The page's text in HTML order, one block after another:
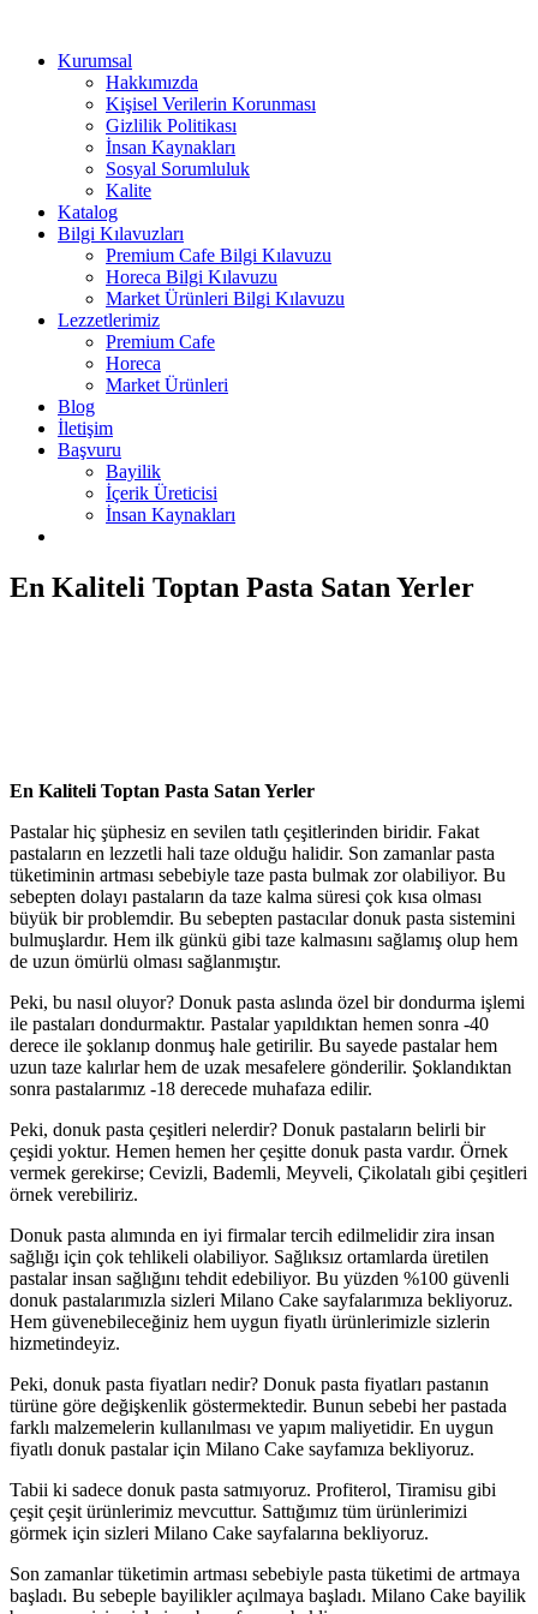
Kurumsal
Hakkımızda
Kişisel Verilerin Korunması
Gizlilik Politikası
İnsan Kaynakları
Sosyal Sorumluluk
Kalite
Katalog
Bilgi Kılavuzları
Premium Cafe Bilgi Kılavuzu
Horeca Bilgi Kılavuzu
Market Ürünleri Bilgi Kılavuzu
Lezzetlerimiz
Premium Cafe
Horeca
Market Ürünleri
Blog
İletişim
Başvuru
Bayilik
İçerik Üreticisi
İnsan Kaynakları
En Kaliteli Toptan Pasta Satan Yerler
En Kaliteli Toptan Pasta Satan Yerler
Pastalar hiç şüphesiz en sevilen tatlı çeşitlerinden biridir. Fakat
pastaların en lezzetli hali taze olduğu halidir. Son zamanlar pasta
tüketiminin artması sebebiyle taze pasta bulmak zor olabiliyor. Bu
sebepten dolayı pastaların da taze kalma süresi çok kısa olması
büyük bir problemdir. Bu sebepten pastacılar donuk pasta sistemini
bulmuşlardır. Hem ilk günkü gibi taze kalmasını sağlamış olup hem
de uzun ömürlü olması sağlanmıştır.
Peki, bu nasıl oluyor? Donuk pasta aslında özel bir dondurma işlemi
ile pastaları dondurmaktır. Pastalar yapıldıktan hemen sonra -40
derece ile şoklanıp donmuş hale getirilir. Bu sayede pastalar hem
uzun taze kalırlar hem de uzak mesafelere gönderilir. Şoklandıktan
sonra pastalarımız -18 derecede muhafaza edilir.
Peki, donuk pasta çeşitleri nelerdir? Donuk pastaların belirli bir
çeşidi yoktur. Hemen hemen her çeşitte donuk pasta vardır. Örnek
vermek gerekirse; Cevizli, Bademli, Meyveli, Çikolatalı gibi çeşitleri
örnek verebiliriz.
Donuk pasta alımında en iyi firmalar tercih edilmelidir zira insan
sağlığı için çok tehlikeli olabiliyor. Sağlıksız ortamlarda üretilen
pastalar insan sağlığını tehdit edebiliyor. Bu yüzden %100 güvenli
donuk pastalarımızla sizleri Milano Cake sayfalarımıza bekliyoruz.
Hem güvenebileceğiniz hem uygun fiyatlı ürünlerimizle sizlerin
hizmetindeyiz.
Peki, donuk pasta fiyatları nedir? Donuk pasta fiyatları pastanın
türüne göre değişkenlik göstermektedir. Bunun sebebi her pastada
farklı malzemelerin kullanılması ve yapım maliyetidir. En uygun
fiyatlı donuk pastalar için Milano Cake sayfamıza bekliyoruz.
Tabii ki sadece donuk pasta satmıyoruz. Profiterol, Tiramisu gibi
çeşit çeşit ürünlerimiz mevcuttur. Sattığımız tüm ürünlerimizi
görmek için sizleri Milano Cake sayfalarına bekliyoruz.
Son zamanlar tüketimin artması sebebiyle pasta tüketimi de artmaya
başladı. Bu sebeple bayilikler açılmaya başladı. Milano Cake bayilik